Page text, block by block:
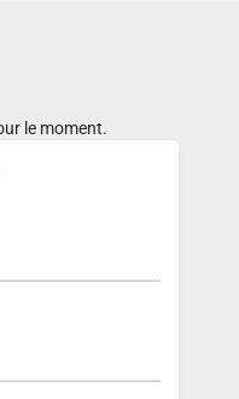
le moment.